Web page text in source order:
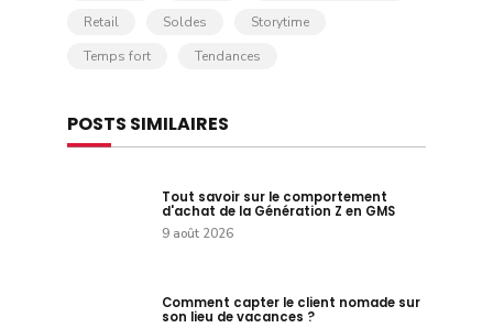
Retail
Soldes
Storytime
Temps fort
Tendances
POSTS SIMILAIRES
Tout savoir sur le comportement
d'achat de la Génération Z en GMS
9 août 2026
Comment capter le client nomade sur
son lieu de vacances ?